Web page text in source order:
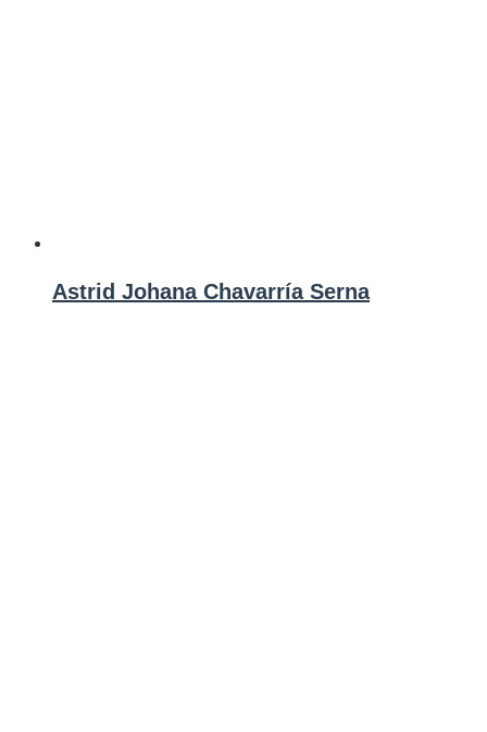
Astrid Johana Chavarría Serna